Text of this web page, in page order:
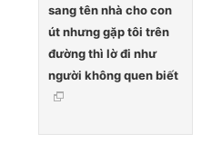
sang tên nhà cho con
út nhưng gặp tôi trên
đường thì lờ đi như
người không quen biết